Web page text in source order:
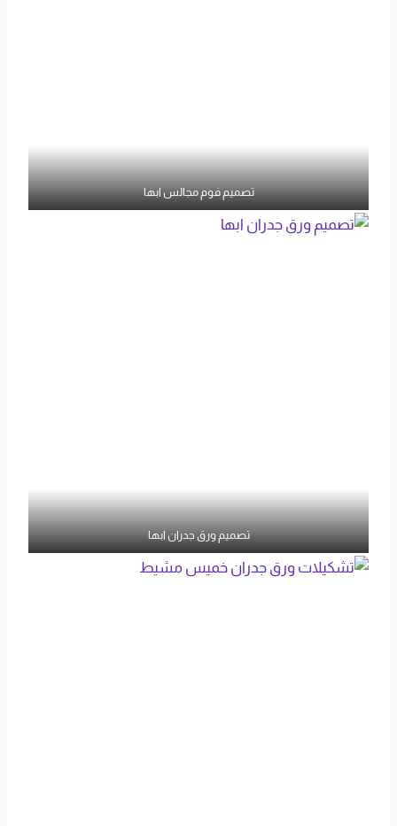
تصميم فوم مجالس ابها
تصميم ورق جدران ابها